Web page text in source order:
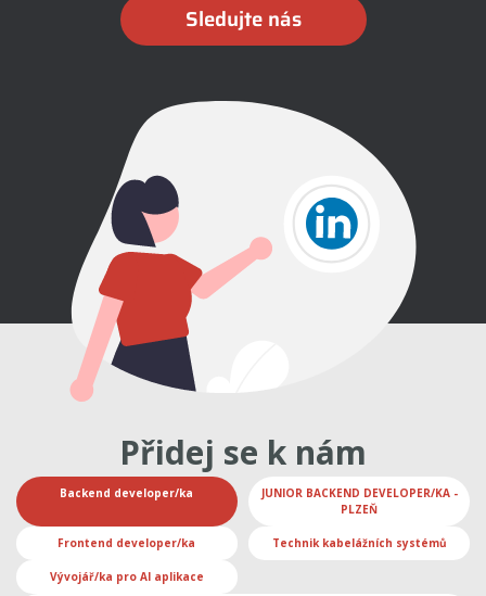
Sledujte nás
Přidej se k nám
Backend developer/ka
JUNIOR BACKEND DEVELOPER/KA -
PLZEŇ
Frontend developer/ka Technik kabelážních systémů
Vývojář/ka pro AI aplikace